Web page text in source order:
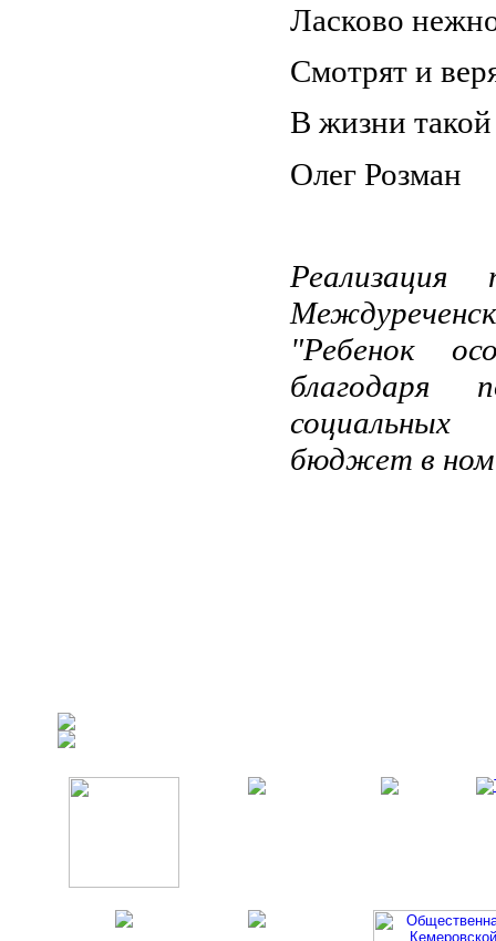
Ласково
Смотрят и
В жизни
Олег Розман
"Ребенок
благодаря
социальных
бюджет в